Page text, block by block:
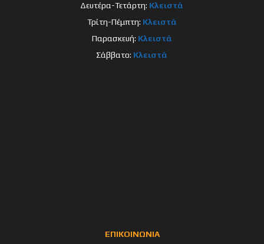
Δευτέρα-Τετάρτη: Κλειστά
Τρίτη-Πέμπτη: Κλειστά
Παρασκευή: Κλειστά
Σάββατο: Κλειστά
ΕΠΙΚΟΙΝΩΝΙΑ